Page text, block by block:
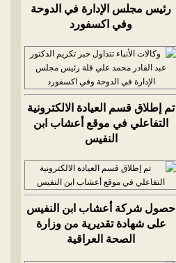
رئيس مجلس الإدارة في الدوحة
وفي اكسفورد
تم إطلاق قسم العيادة الالكترونية
التفاعلي في موقع أعشاب ابن
النفيس
حصول شركة أعشاب ابن النفيس
على شهادة تقديرية من وزارة
الصحة العراقية